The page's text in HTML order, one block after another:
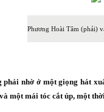
Phương Hoài Tâm (phải)
nhờ ở một giọng hát
một mái tóc cắt úp, một